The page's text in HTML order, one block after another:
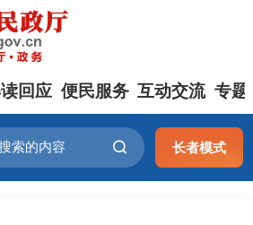
回应 便民服务 互动交流 专题
长者模式